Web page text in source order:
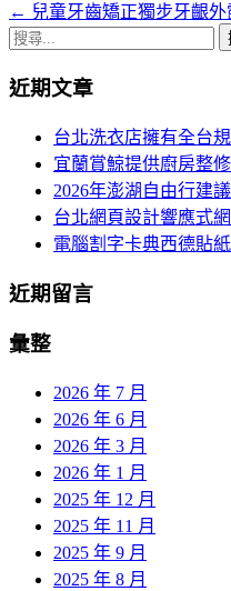
文
章
導
← 兒童牙齒矯正獨步牙齦
搜
關
近期文章
台北洗衣店擁有全台
宜蘭賞鯨提供廚房整
2026年澎湖自由行建
台北網頁設計響應式
電腦割字卡典西德貼
近期留言
彙整
2026 年 7 月
2026 年 6 月
2026 年 3 月
2026 年 1 月
2025 年 12 月
2025 年 11 月
2025 年 9 月
2025 年 8 月